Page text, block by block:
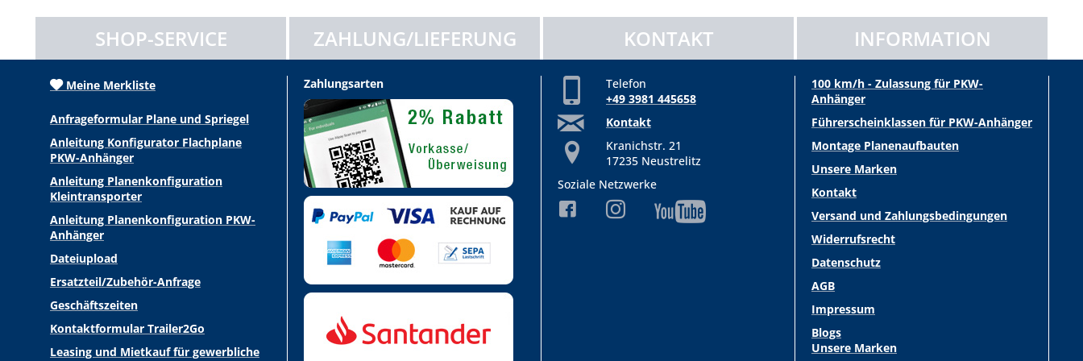
SHOP-SERVICE ZAHLUNG/LIEFERUNG KONTAKT INFORMATION
Meine Merkliste
Anfrageformular Plane und Spriegel
Anleitung Konfigurator Flachplane
PKW-Anhänger
Anleitung Planenkonfiguration
Kleintransporter
Anleitung Planenkonfiguration PKW-
Anhänger
Dateiupload
Ersatzteil/Zubehör-Anfrage
Geschäftszeiten
Kontaktformular Trailer2Go
Leasing und Mietkauf für gewerbliche
Zahlungsarten
Telefon
+49 3981 445658
Kontakt
Kranichstr. 21
17235 Neustrelitz
Soziale Netzwerke
100 km/h - Zulassung für PKW-
Anhänger
Führerscheinklassen für PKW-Anhänger
Montage Planenaufbauten
Unsere Marken
Kontakt
Versand und Zahlungsbedingungen
Widerrufsrecht
Datenschutz
AGB
Impressum
Blogs
Unsere Marken